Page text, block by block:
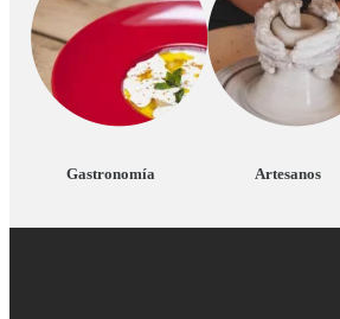
Gastronomía Artesanos